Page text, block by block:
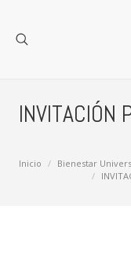
Estás aquí:
Inicio Bienestar